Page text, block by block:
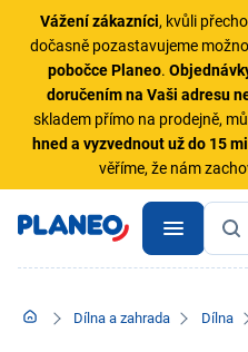
Vážení zákazníci, kvůli
dočasně pozastavujeme
pobočce Planeo.
doručením na Vaši adresu
skladem přímo na prodejně,
hned a vyzvednout už do 15
věříme, že nám
Dílna a zahrada Dílna